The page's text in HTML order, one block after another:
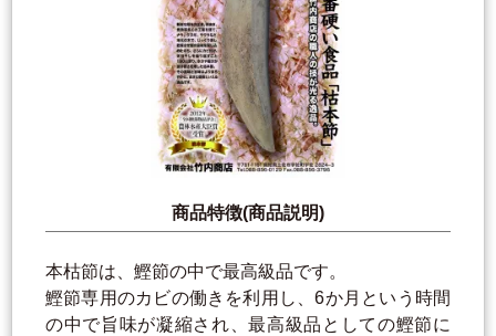
商品特徴(商品説明)
本枯節は、鰹節の中で最高級品です。
鰹節専用のカビの働きを利用し、6か月という時間
の中で旨味が凝縮され、最高級品としての鰹節に